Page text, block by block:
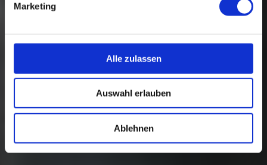
Marketing
Alle zulassen
Auswahl erlauben
Ablehnen